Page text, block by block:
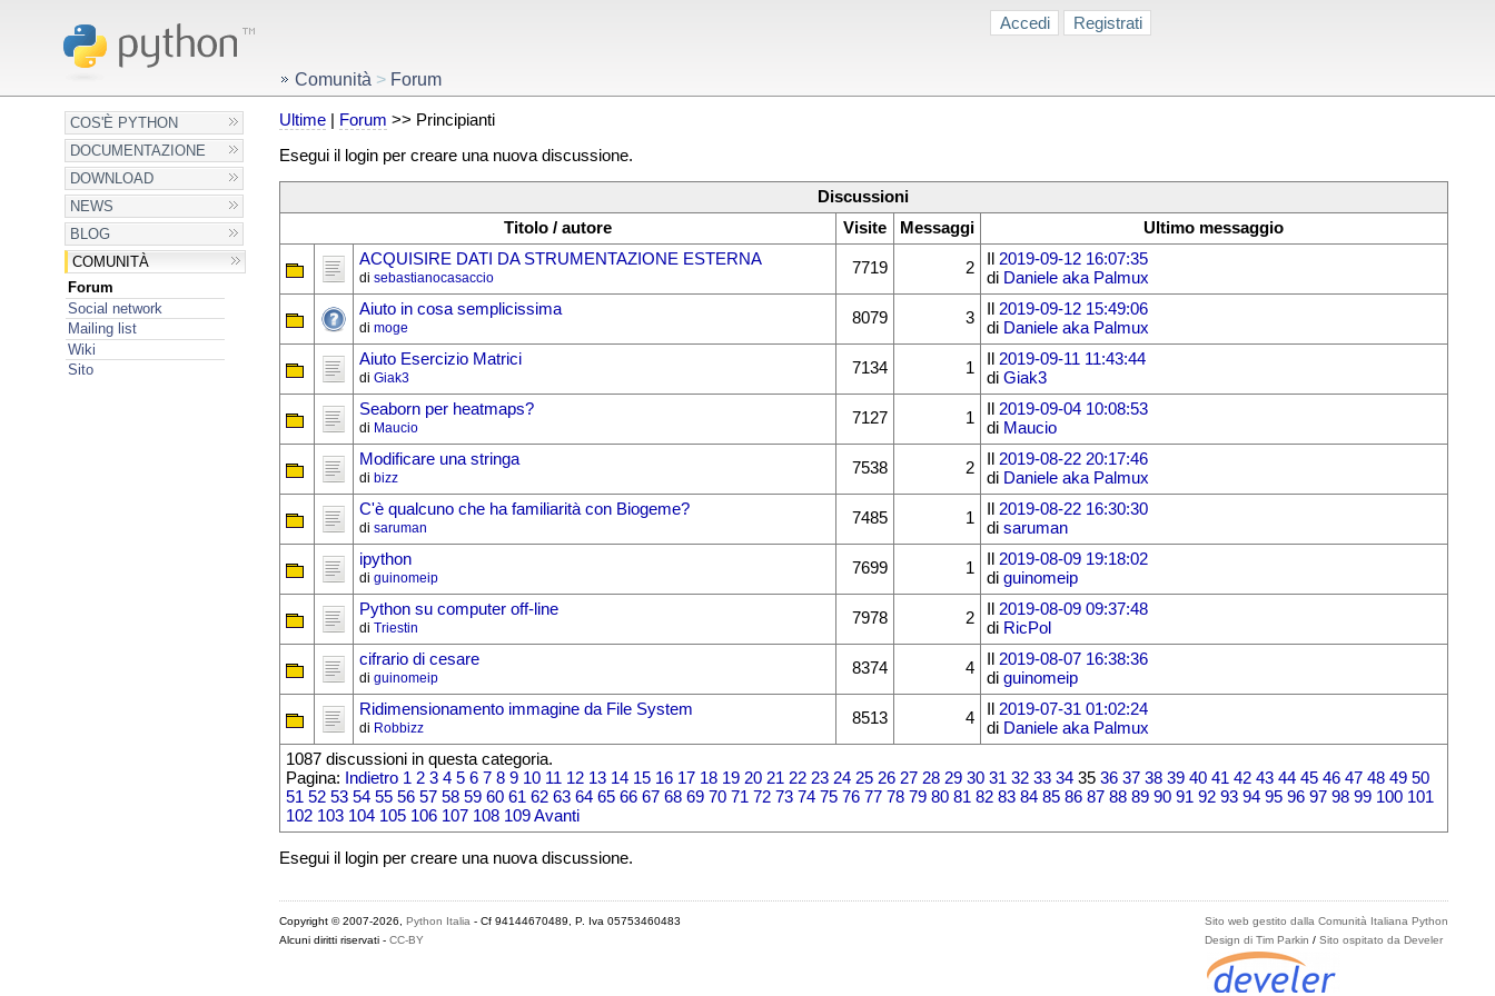
Accedi Registrati
COS'È PYTHON
DOCUMENTAZIONE
DOWNLOAD
NEWS
BLOG
COMUNITÀ
Forum
Social network
Mailing list
Wiki
Sito
Comunità > Forum
Ultime| Forum >> Principianti
Esegui il login per creare una nuova discussione.
Discussioni
Titolo / autore
Visite Messaggi
Ultimo messaggio
ACQUISIRE DATI DA STRUMENTAZIONE ESTERNA
di sebastianocasaccio
7719 2
2019-09-12 16:07:35
di Daniele aka Palmux
Aiuto in cosa semplicissima
di moge
8079 3
2019-09-12 15:49:06
di Daniele aka Palmux
Aiuto Esercizio Matrici
di Giak3
7134 1
2019-09-11 11:43:44
di Giak3
Seaborn per heatmaps?
di Maucio
7127 1
2019-09-04 10:08:53
di Maucio
Modificare una stringa
di bizz
7538 2
2019-08-22 20:17:46
di Daniele aka Palmux
C'è qualcuno che ha familiarità con Biogeme?
di saruman
7485 1
2019-08-22 16:30:30
di saruman
ipython
di guinomeip
7699 1
2019-08-09 19:18:02
di guinomeip
Python su computer off-line
di Triestin
7978 2
2019-08-09 09:37:48
di RicPol
cifrario di cesare
di guinomeip
8374 4
2019-08-07 16:38:36
di guinomeip
Ridimensionamento immagine da File System
di Robbizz
8513 4
2019-07-31 01:02:24
di Daniele aka Palmux
1087 discussioni in questa categoria.
Pagina:
Indietro 1 2 3 4 5 6 7 8 9 10 11 12 13 14 15 16 17 18 19 20 21 22 23 24 25 26 27 28 29 30 31 32 33 3435 36 37 38 39 40 41 42 43 44 45 46 47 48 49 50
51 52 53 54 55 56 57 58 59 60 61 62 63 64 65 66 67 68 69 70 71 72 73 74 75 76 77 78 79 80 81 82 83 84 85 86 87 88 89 90 91 92 93 94 95 96 97 98 99 100 101
102 103 104 105 106 107 108 109 Avanti
Esegui il login per creare una nuova discussione.
Sito web gestito dalla Comunità Italiana Python
Design di Tim Parkin /Sito ospitato da Develer
Copyright © 2007-2026, Python Italia - Cf 94144670489, P. Iva 05753460483
Alcuni diritti riservati - CC-BY